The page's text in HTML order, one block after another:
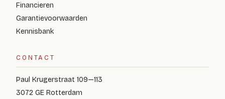
Financieren
Garantievoorwaarden
Kennisbank
CONTACT
Paul Krugerstraat 109—113
3072 GE Rotterdam